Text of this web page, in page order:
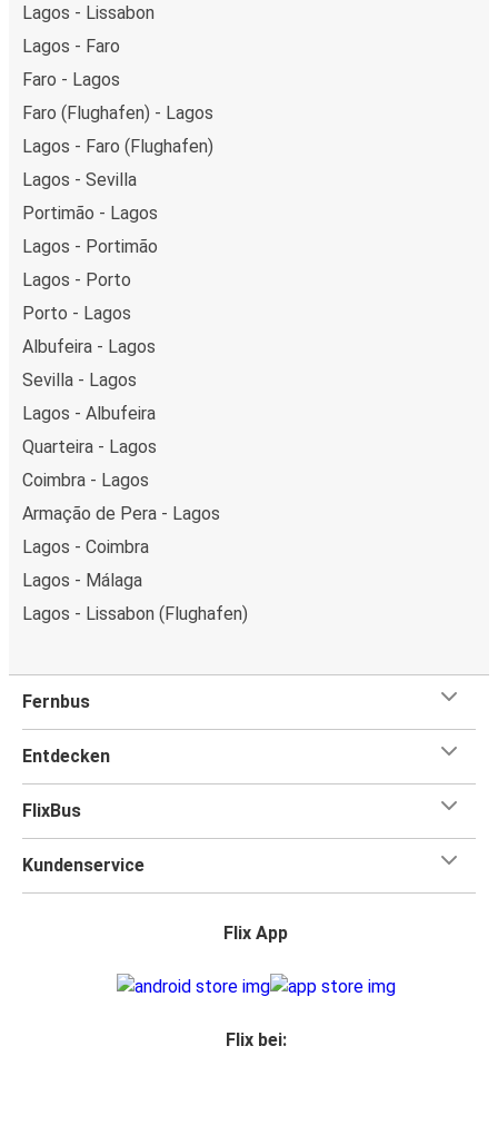
Lagos - Lissabon
Lagos - Faro
Faro - Lagos
Faro (Flughafen) - Lagos
Lagos - Faro (Flughafen)
Lagos - Sevilla
Portimão - Lagos
Lagos - Portimão
Lagos - Porto
Porto - Lagos
Albufeira - Lagos
Sevilla - Lagos
Lagos - Albufeira
Quarteira - Lagos
Coimbra - Lagos
Armação de Pera - Lagos
Lagos - Coimbra
Lagos - Málaga
Lagos - Lissabon (Flughafen)
Fernbus
Entdecken
FlixBus
Kundenservice
Flix App
Flix bei: